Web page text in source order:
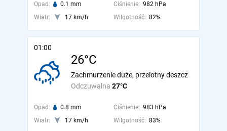
Opad: 0.1 mm Ciśnienie: 982 hPa
Wiatr:
17 km/h Wilgotność: 82%
01:00
26°C
Odczuwalna 27°C
Zachmurzenie duże, przelotny deszcz
Opad: 0.8 mm Ciśnienie: 983 hPa
Wiatr:
17 km/h Wilgotność: 83%